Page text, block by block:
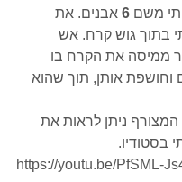
משם 6 אבנים. את
בתוך גוש קרח. אש
ממיסה את הקרח בו
וחושפת אותן, תוך שהוא
המצורף ניתן לראות את
בסטודיו.
https://youtu.be/PfSML-